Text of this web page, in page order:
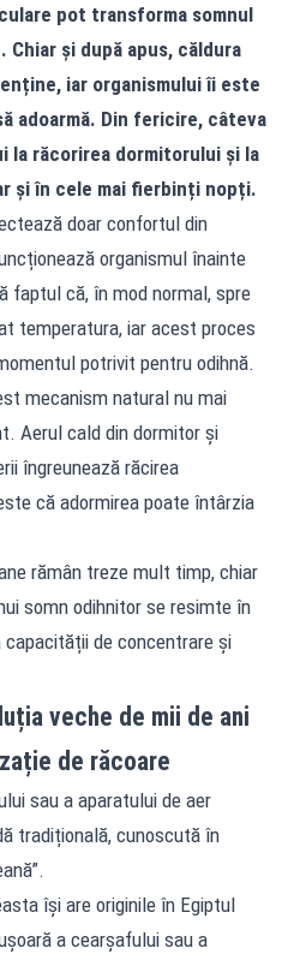
pot transforma somnul
și după apus, căldura
iar organismului îi este
adoarmă. Din fericire, câteva
răcorirea dormitorului și la
și în cele mai fierbinți nopți.
doar confortul din
organismul înainte
faptul că, în mod normal, spre
temperatura, iar acest proces
potrivit pentru odihnă.
mecanism natural nu mai
Aerul cald din dormitor și
îngreunează răcirea
că adormirea poate întârzia
rămân treze mult timp, chiar
somn odihnitor se resimte în
capacității de concentrare și
veche de mii de ani
de răcoare
sau a aparatului de aer
tradițională, cunoscută în
își are originile în Egiptul
a cearșafului sau a